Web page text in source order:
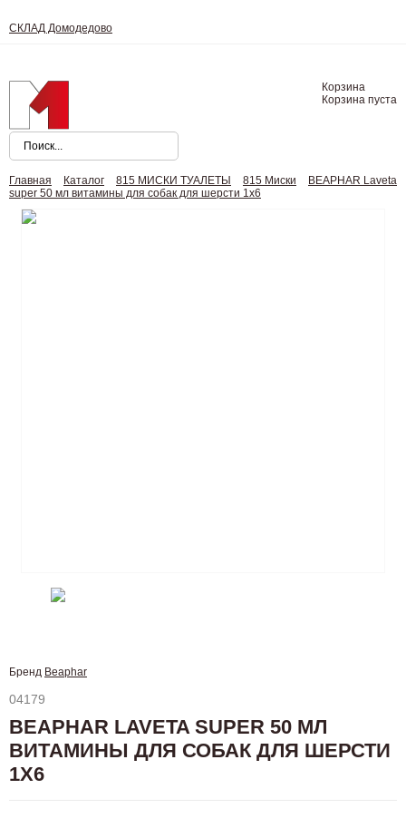
СКЛАД Домодедово
Корзина
Корзина пуста
Главная Каталог 815 МИСКИ ТУАЛЕТЫ 815 Миски
BEAPHAR Laveta
super 50 мл витамины для собак для шерсти 1х6
Бренд Beaphar
04179
BEAPHAR LAVETA SUPER 50 МЛ
ВИТАМИНЫ ДЛЯ СОБАК ДЛЯ ШЕРСТИ
1Х6